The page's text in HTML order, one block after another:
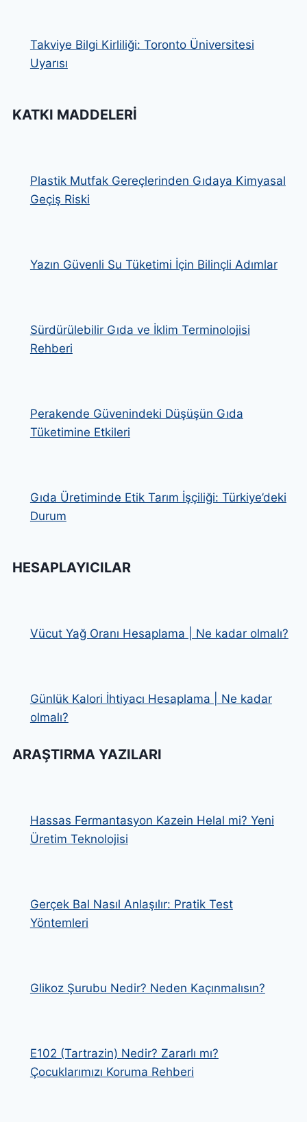
Takviye Bilgi Kirliliği: Toronto Üniversitesi
Uyarısı
KATKI MADDELERI
Plastik Mutfak Gereçlerinden Gıdaya Kimyasal
Geçiş Riski
Yazın Güvenli Su Tüketimi İçin Bilinçli Adımlar
Sürdürülebilir Gıda ve İklim Terminolojisi
Rehberi
Perakende Güvenindeki Düşüşün Gıda
Tüketimine Etkileri
Gıda Üretiminde Etik Tarım İşçiliği: Türkiye’deki
Durum
HESAPLAYICILAR
Vücut Yağ Oranı Hesaplama | Ne kadar olmalı?
Günlük Kalori İhtiyacı Hesaplama | Ne kadar
olmalı?
ARAŞTIRMA YAZILARI
Hassas Fermantasyon Kazein Helal mi? Yeni
Üretim Teknolojisi
Gerçek Bal Nasıl Anlaşılır: Pratik Test
Yöntemleri
Glikoz Şurubu Nedir? Neden Kaçınmalısın?
E102 (Tartrazin) Nedir? Zararlı mı?
Çocuklarımızı Koruma Rehberi